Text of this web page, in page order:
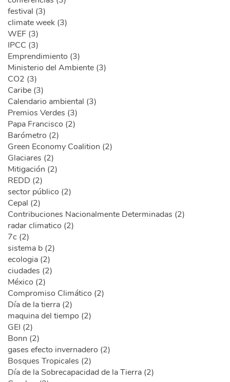
festival (3)
climate week (3)
WEF (3)
IPCC (3)
Emprendimiento (3)
Ministerio del Ambiente (3)
CO2 (3)
Caribe (3)
Calendario ambiental (3)
Premios Verdes (3)
Papa Francisco (2)
Barómetro (2)
Green Economy Coalition (2)
Glaciares (2)
Mitigación (2)
REDD (2)
sector público (2)
Cepal (2)
Contribuciones Nacionalmente Determinadas (2)
radar climatico (2)
7c (2)
sistema b (2)
ecologia (2)
ciudades (2)
México (2)
Compromiso Climático (2)
Día de la tierra (2)
maquina del tiempo (2)
GEI (2)
Bonn (2)
gases efecto invernadero (2)
Bosques Tropicales (2)
Día de la Sobrecapacidad de la Tierra (2)